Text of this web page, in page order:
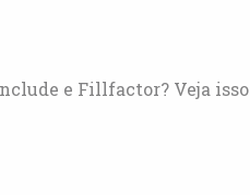
e Fillfactor? Veja isso